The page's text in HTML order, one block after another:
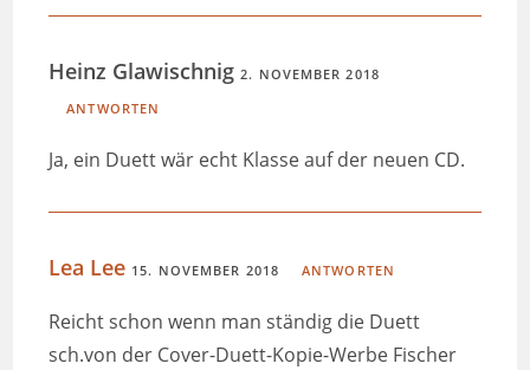
Heinz Glawischnig2. NOVEMBER 2018
ANTWORTEN
Ja, ein Duett wär echt Klasse auf der neuen CD.
Lea Lee 15. NOVEMBER 2018 ANTWORTEN
Reicht schon wenn man ständig die Duett
sch.von der Cover-Duett-Kopie-Werbe Fischer